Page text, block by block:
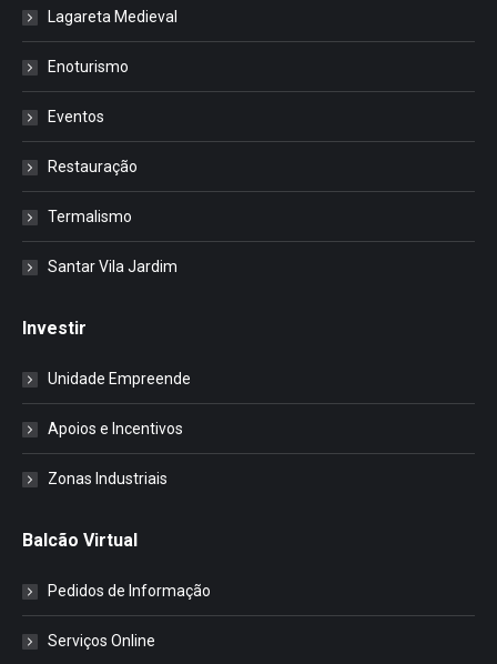
Lagareta Medieval
Enoturismo
Eventos
Restauração
Termalismo
Santar Vila Jardim
Investir
Unidade Empreende
Apoios e Incentivos
Zonas Industriais
Balcão Virtual
Pedidos de Informação
Serviços Online